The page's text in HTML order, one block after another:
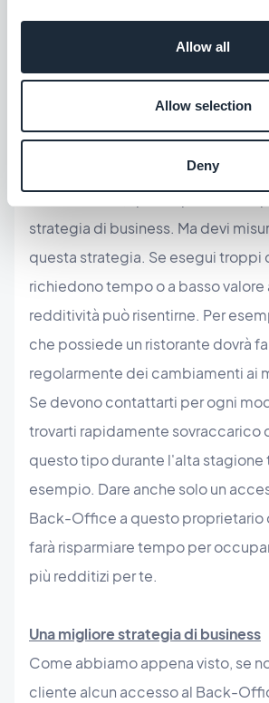
Allow all
Allow selection
Deny
eventi nel calendario della loro
dispiacerà fartelo sapere. E questo
Risparmiare tempo
Se non dai ai tuoi clienti l'accesso
office, significa che dovrai gestire
strategia di business. Ma devi
questa strategia. Se esegui troppi
richiedono tempo o a basso valore
redditività può risentirne. Per
che possiede un ristorante dovrà
regolarmente dei cambiamenti ai
Se devono contattarti per ogni
trovarti rapidamente sovraccarico
questo tipo durante l'alta stagione
esempio. Dare anche solo un
Back-Office a questo proprietario
farà risparmiare tempo per
più redditizi per te.
Una migliore strategia di business
Come abbiamo appena visto, se
cliente alcun accesso al Back-